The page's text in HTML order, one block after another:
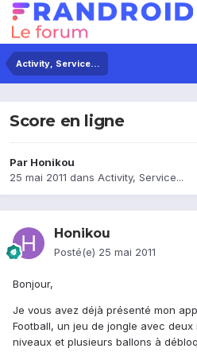
Activity, Service...
Score en ligne
Par Honikou
25 mai 2011 dans Activity, Service...
Honikou
Posté(e) 25 mai 2011
Bonjour,
Je vous avez déjà présenté mon
Football, un jeu de jongle avec
niveaux et plusieurs ballons à